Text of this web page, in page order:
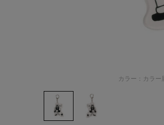
カラー：カラー